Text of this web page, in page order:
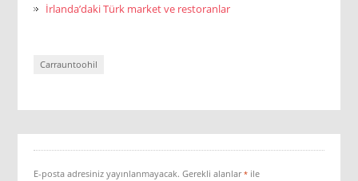
İrlanda’daki Türk market ve restoranlar
Carrauntoohil
E-posta adresiniz yayınlanmayacak. Gerekli alanlar* ile